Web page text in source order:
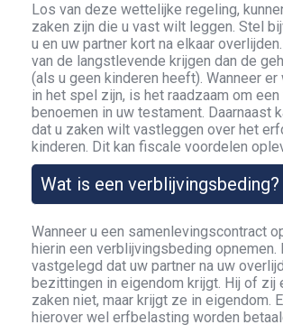
Los van deze wettelijke regeling,
zaken zijn die u vast wilt leggen. Stel
u en uw partner kort na elkaar
van de langstlevende krijgen dan de
(als u geen kinderen heeft). Wanneer er
in het spel zijn, is het raadzaam om
benoemen in uw testament. Daarnaast
dat u zaken wilt vastleggen over het
kinderen. Dit kan fiscale voordelen
Wat is een verblijvingsbeding?
Wanneer u een samenlevingscontract
hierin een verblijvingsbeding opnemen.
vastgelegd dat uw partner na uw
bezittingen in eigendom krijgt. Hij of zij
zaken niet, maar krijgt ze in eigendom.
hierover wel erfbelasting worden